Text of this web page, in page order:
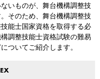
いものが、舞台機構調整技
そのため、舞台機構調整技
能士国家資格を取得する必
調整技能士資格試験の難易
ついてご紹介します。